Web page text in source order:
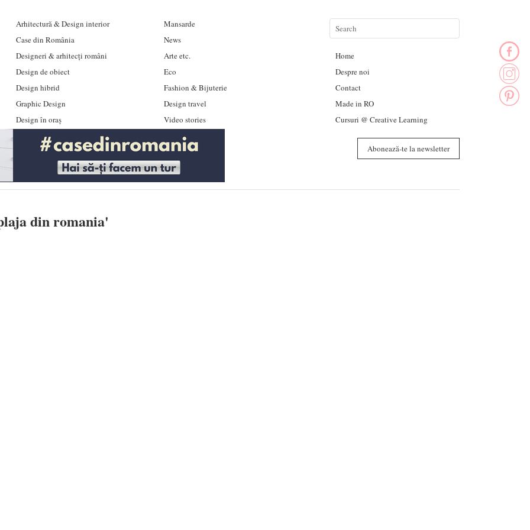
Arhitectură & Design interior
Case din România
Designeri & arhitecți români
Design de obiect
Design hibrid
Graphic Design
Design în oraș
Mansarde
News
Arte etc.
Eco
Fashion & Bijuterie
Design travel
Video stories
Home
Despre noi
Contact
Made in RO
Cursuri @ Creative Learning
Abonează-te la newsletter
din romania'